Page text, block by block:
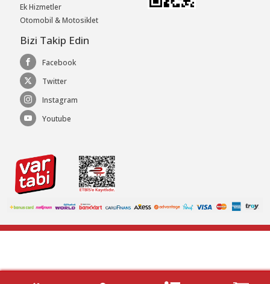
Ek Hizmetler
Otomobil & Motosiklet
Bizi Takip Edin
Facebook
Twitter
Instagram
Youtube